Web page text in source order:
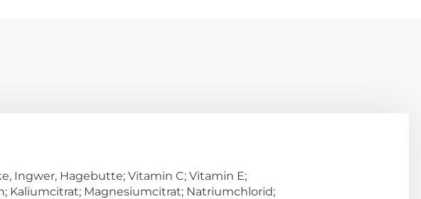
Ingwer, Hagebutte; Vitamin C; Vitamin E;
Kaliumcitrat; Magnesiumcitrat; Natriumchlorid;